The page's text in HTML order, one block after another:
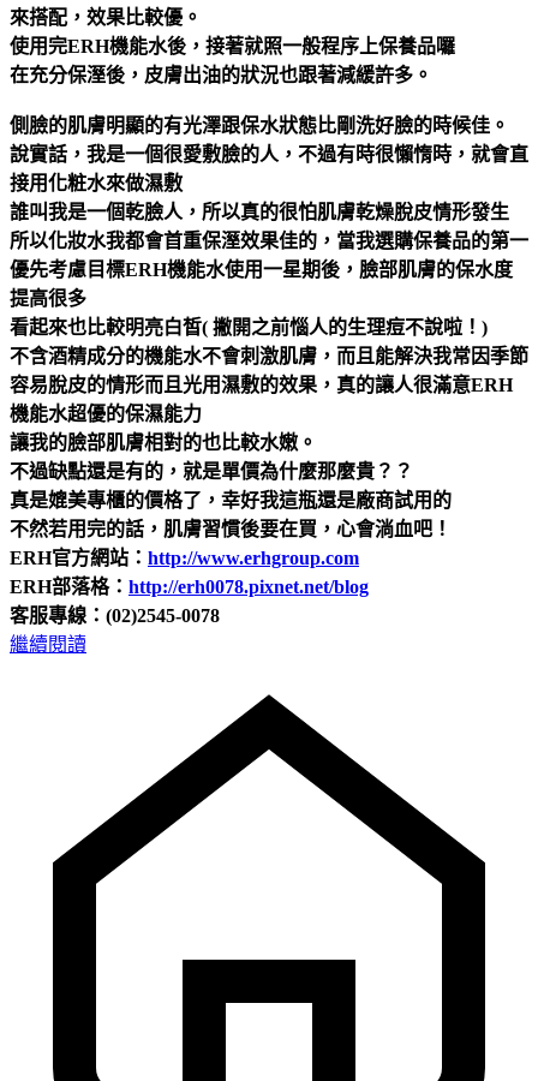
來搭配，效果比較優。
使用完ERH機能水後，接著就照一般程序上保養品囉
在充分保溼後，皮膚出油的狀況也跟著減緩許多。
側臉的肌膚明顯的有光澤跟保水狀態比剛洗好臉的時候佳。
說實話，我是一個很愛敷臉的人，不過有時很懶惰時，就會直
接用化粧水來做濕敷
誰叫我是一個乾臉人，所以真的很怕肌膚乾燥脫皮情形發生
所以化妝水我都會首重保溼效果佳的，當我選購保養品的第一
優先考慮目標ERH機能水使用一星期後，臉部肌膚的保水度
提高很多
看起來也比較明亮白皙( 撇開之前惱人的生理痘不說啦！)
不含酒精成分的機能水不會刺激肌膚，而且能解決我常因季節
容易脫皮的情形而且光用濕敷的效果，真的讓人很滿意ERH
機能水超優的保濕能力
讓我的臉部肌膚相對的也比較水嫩。
不過缺點還是有的，就是單價為什麼那麼貴？？
真是媲美專櫃的價格了，幸好我這瓶還是廠商試用的
不然若用完的話，肌膚習慣後要在買，心會淌血吧！
ERH官方網站： http://www.erhgroup.com
ERH部落格： http://erh0078.pixnet.net/blog
客服專線：(02)2545-0078
繼續閱讀